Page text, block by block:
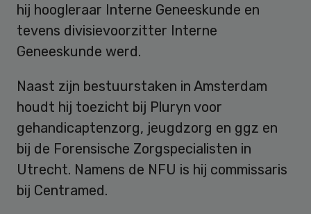
hij hoogleraar Interne Geneeskunde en
tevens divisievoorzitter Interne
Geneeskunde werd.
Naast zijn bestuurstaken in Amsterdam
houdt hij toezicht bij Pluryn voor
gehandicaptenzorg, jeugdzorg en ggz en
bij de Forensische Zorgspecialisten in
Utrecht. Namens de NFU is hij commissaris
bij Centramed.